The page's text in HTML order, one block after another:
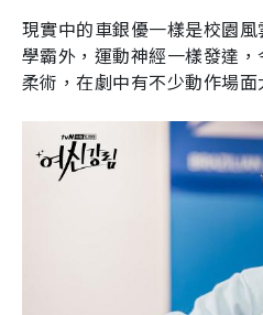
現實中的車銀優一樣是校園
學霸外，運動神經一樣發達
柔術，在劇中有不少動作場面